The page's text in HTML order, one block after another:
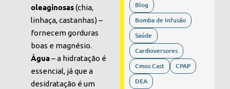
oleaginosas(chia,
linhaça, castanhas) –
fornecem gorduras
boas e magnésio.
Água– a hidratação é
essencial, já que a
desidratação é um
Blog
Bomba de Infusão
Saúde
Cardioversores
Cmos Cast
CPAP
DEA